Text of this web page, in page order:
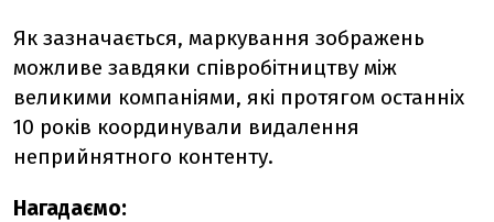
Як зазначається, маркування зображень
можливе завдяки співробітництву між
великими компаніями, які протягом останніх
10 років координували видалення
неприйнятного контенту.
Нагадаємо: